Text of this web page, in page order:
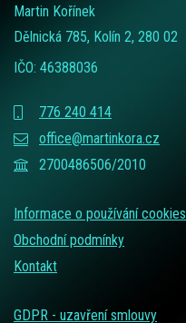
Martin Kořínek
Dělnická 785, Kolín 2, 280 02
IČO: 46388036
776 240 414
office@martinkora.cz
2700486506/2010
Informace o používání cookies
Obchodní podmínky
Kontakt
GDPR - uzavření smlouvy